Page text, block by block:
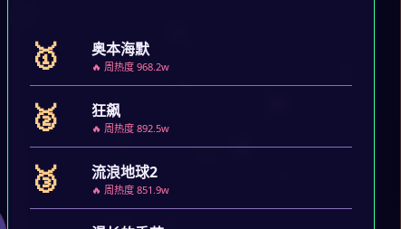
🥇 奥本海默
🔥 周热度 968.2w
🥈 狂飙
🔥 周热度 892.5w
🥉 流浪地球2
🔥 周热度 851.9w